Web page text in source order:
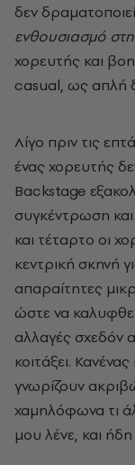
δεν
ενθουσιασμό
χορευτής και
casual, ως απλή
Λίγο πριν τις
ένας χορευτής
Βackstage
συγκέντρωση
και τέταρτο οι
κεντρική σκηνή
απαραίτητες
ώστε να
αλλαγές σχεδόν
κοιτάξει.
γνωρίζουν
χαμηλόφωνα τι
μου λένε, και